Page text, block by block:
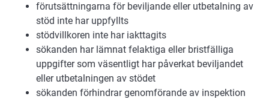
förutsättningarna för beviljande eller utbetalning av
stöd inte har uppfyllts
stödvillkoren inte har iakttagits
sökanden har lämnat felaktiga eller bristfälliga
uppgifter som väsentligt har påverkat beviljandet
eller utbetalningen av stödet
sökanden förhindrar genomförande av inspektion